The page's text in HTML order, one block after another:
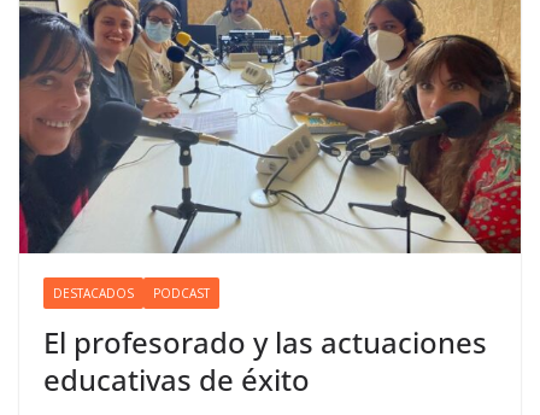
DESTACADOS PODCAST
El profesorado y las actuaciones
educativas de éxito